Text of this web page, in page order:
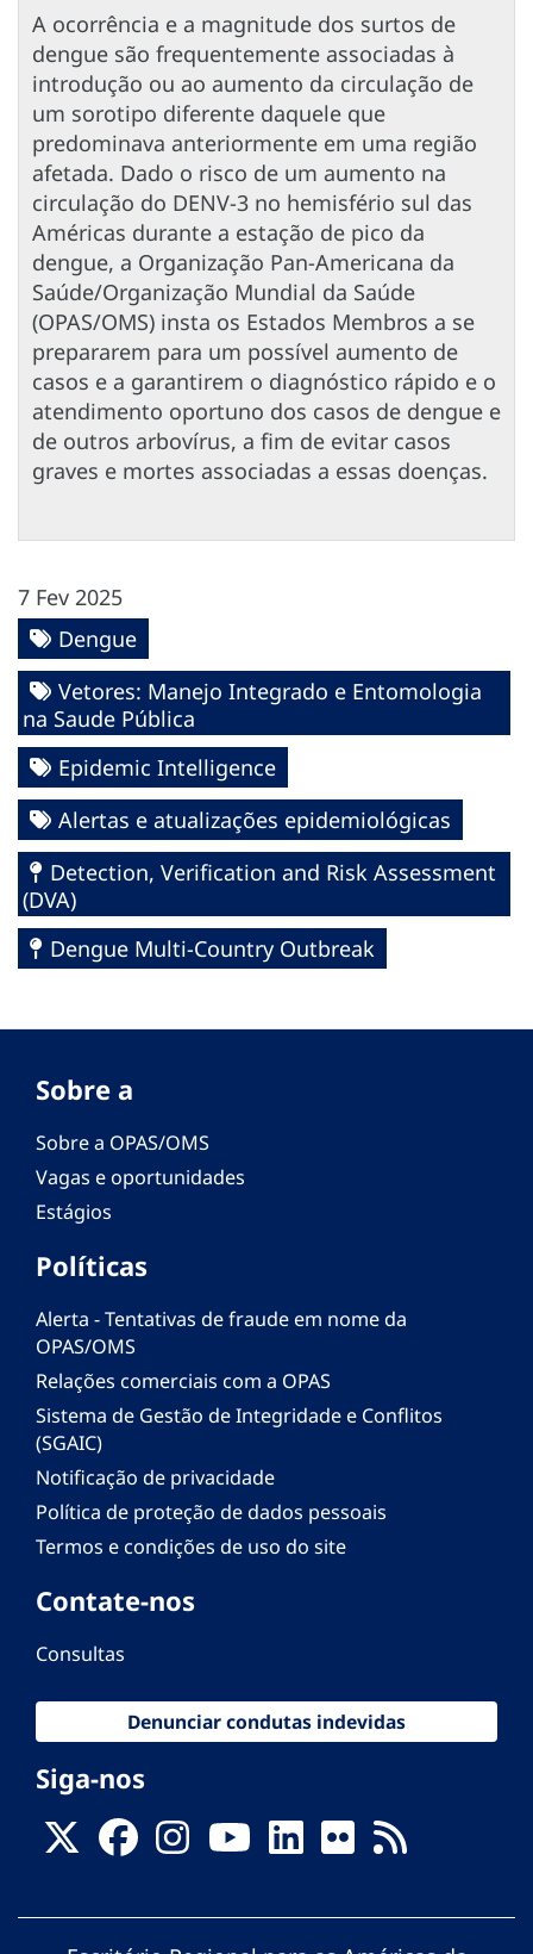
A ocorrência e a magnitude dos surtos de
dengue são frequentemente associadas à
introdução ou ao aumento da circulação de
um sorotipo diferente daquele que
predominava anteriormente em uma região
afetada. Dado o risco de um aumento na
circulação do DENV-3 no hemisfério sul das
Américas durante a estação de pico da
dengue, a Organização Pan-Americana da
Saúde/Organização Mundial da Saúde
(OPAS/OMS) insta os Estados Membros a se
prepararem para um possível aumento de
casos e a garantirem o diagnóstico rápido e o
atendimento oportuno dos casos de dengue e
de outros arbovírus, a fim de evitar casos
graves e mortes associadas a essas doenças.
7 Fev 2025
Dengue
Vetores: Manejo Integrado e Entomologia
na Saude Pública
Epidemic Intelligence
Alertas e atualizações epidemiológicas
Detection, Verification and Risk Assessment
(DVA)
Dengue Multi-Country Outbreak
Sobre a
Sobre a OPAS/OMS
Vagas e oportunidades
Estágios
Políticas
Alerta - Tentativas de fraude em nome da
OPAS/OMS
Relações comerciais com a OPAS
Sistema de Gestão de Integridade e Conflitos
(SGAIC)
Notificação de privacidade
Política de proteção de dados pessoais
Termos e condições de uso do site
Contate-nos
Consultas
Denunciar condutas indevidas
Siga-nos